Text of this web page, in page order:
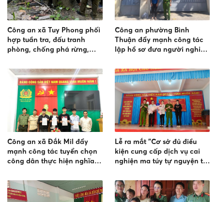
Công an xã Tuy Phong phối
hợp tuần tra, đấu tranh
phòng, chống phá rừng,
chiếm đất rừng trên địa bàn
Công an phường Bình
Thuận đẩy mạnh công tác
lập hồ sơ đưa người nghiện
bắt buộc
Công an xã Đắk Mil đẩy
mạnh công tác tuyển chọn
công dân thực hiện nghĩa
2027
Lễ ra mắt "Cơ sở đủ điều
kiện cung cấp dịch vụ cai
nghiện ma túy tự nguyện tại
Phú Sơn Lâm Hà